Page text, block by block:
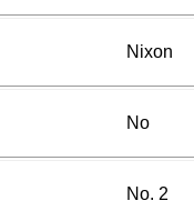
Nixon
No
No. 2